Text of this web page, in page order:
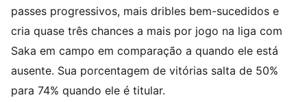
passes progressivos, mais dribles bem-sucedidos e
cria quase três chances a mais por jogo na liga com
Saka em campo em comparação a quando ele está
ausente. Sua porcentagem de vitórias salta de 50%
para 74% quando ele é titular.